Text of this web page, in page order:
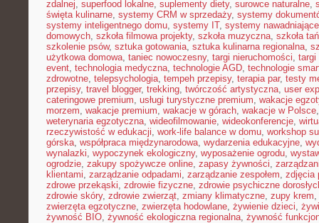
zdalnej, superfood lokalne, suplementy diety, surowce naturalne,
święta kulinarne, systemy CRM w sprzedaży, systemy
systemy inteligentnego domu, systemy IT, systemy nawadniające
domowych, szkoła filmowa projekty, szkoła muzyczna, szkoła
szkolenie psów, sztuka gotowania, sztuka kulinarna regionalna,
użytkowa domowa, taniec nowoczesny, targi nieruchomości, targi
event, technologia medyczna, technologie AGD, technologie
zdrowotne, telepsychologia, tempeh przepisy, terapia par, testy
przepisy, travel blogger, trekking, twórczość artystyczna, user
cateringowe premium, usługi turystyczne premium, wakacje
morzem, wakacje premium, wakacje w górach, wakacje w Polsce
weterynaria egzotyczna, wideofilmowanie, wideokonferencje,
rzeczywistość w edukacji, work-life balance w domu, workshop
górska, współpraca międzynarodowa, wydarzenia edukacyjne,
wynalazki, wypoczynek ekologiczny, wyposażenie ogrodu,
ogrodzie, zakupy spożywcze online, zapasy żywności,
klientami, zarządzanie odpadami, zarządzanie zespołem, zdjęcia
zdrowe przekąski, zdrowie fizyczne, zdrowie psychiczne
zdrowie skóry, zdrowie zwierząt, zmiany klimatyczne, zupy krem,
zwierzęta egzotyczne, zwierzęta hodowlane, żywienie dzieci,
żywność BIO, żywność ekologiczna regionalna, żywność